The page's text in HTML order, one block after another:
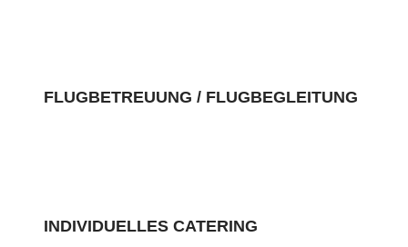
FLUGBETREUUNG / FLUGBEGLEITUNG
INDIVIDUELLES CATERING